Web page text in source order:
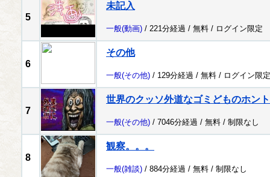
5
未記入
一般(動画) / 221分経過 / 無料 / ログイン限定
6
その他
一般(その他) / 129分経過 / 無料 / ログイン限定
7
世界のクッソ外道なゴミどものホン
一般(その他) / 7046分経過 / 無料 / 制限なし
8
観察。。。
一般(雑談) / 884分経過 / 無料 / 制限なし